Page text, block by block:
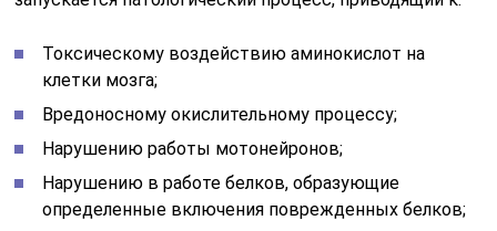
Токсическому воздействию аминокислот на
клетки мозга;
Вредоносному окислительному процессу;
Нарушению работы мотонейронов;
Нарушению в работе белков, образующие
определенные включения поврежденных белков;